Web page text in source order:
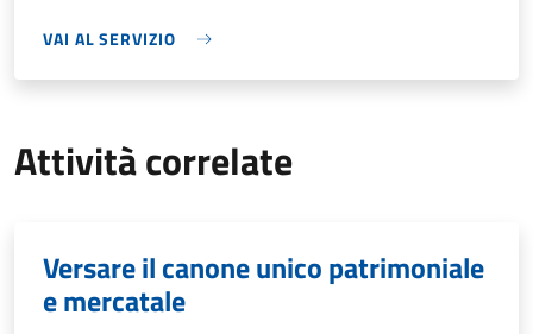
VAI AL SERVIZIO
Attività correlate
Versare il canone unico patrimoniale
e mercatale